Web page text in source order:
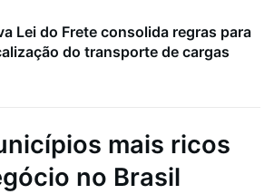
Lei do Frete consolida regras para
do transporte de cargas
mais ricos
no Brasil